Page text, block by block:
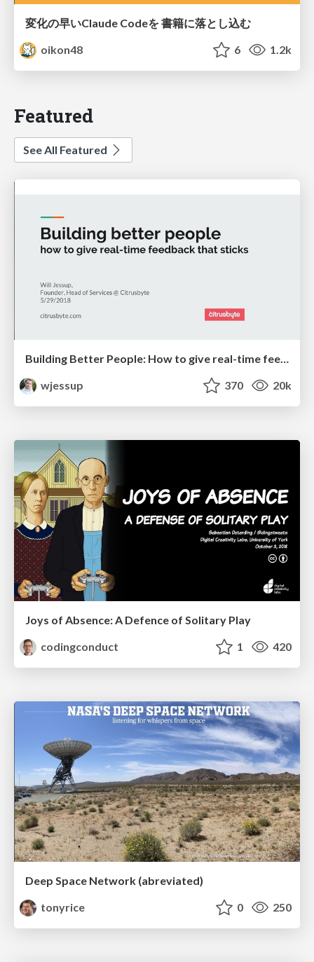
変化の早いClaude Codeを 書籍に落とし込む
oikon48
6 1.2k
Featured
See All Featured
Building Better People: How to give real-time feedback that sticks.
wjessup
370 20k
Joys of Absence: A Defence of Solitary Play
codingconduct
1 420
Deep Space Network (abreviated)
tonyrice
0 250